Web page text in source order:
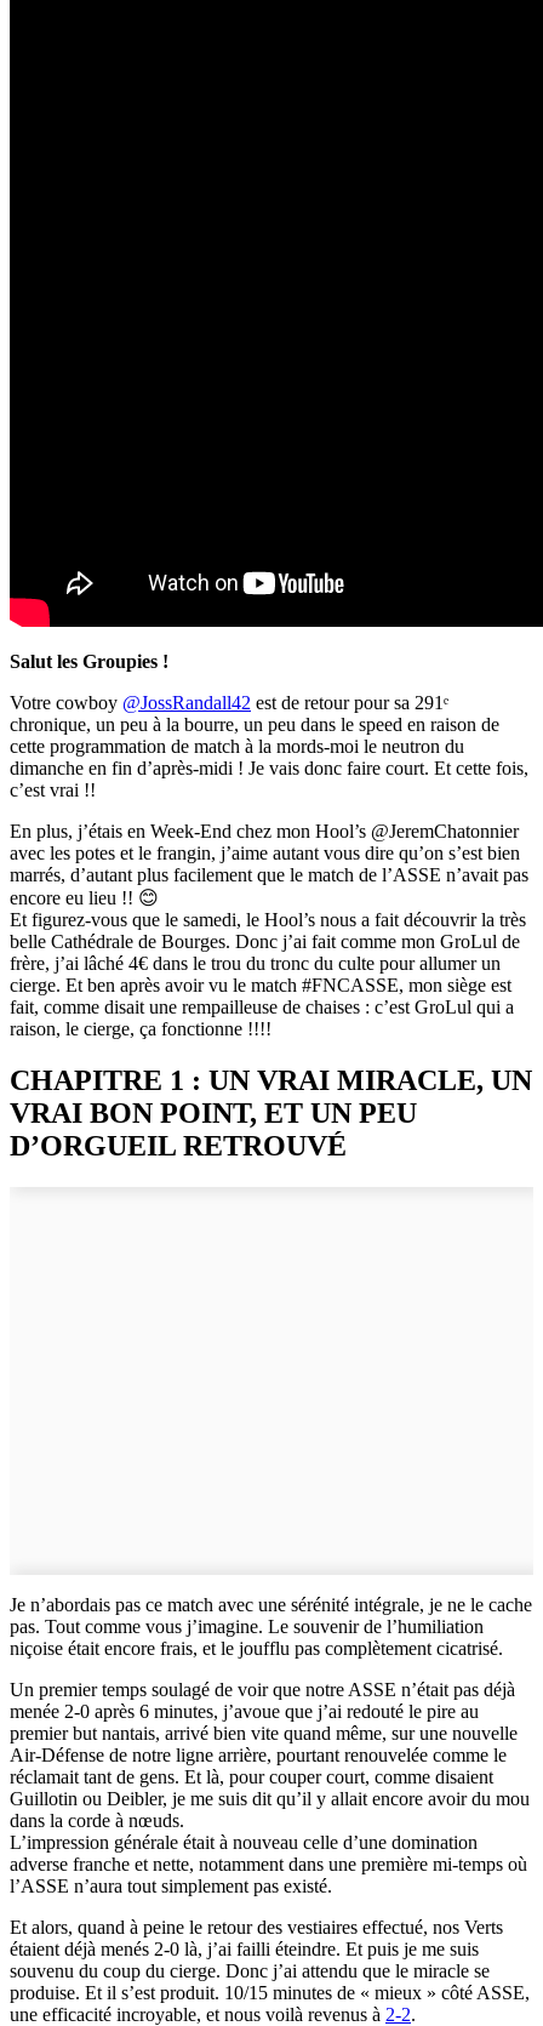
Salut les Groupies !
Votre cowboy @JossRandall42 est de retour pour sa 291ᵉ
chronique, un peu à la bourre, un peu dans le speed en raison de
cette programmation de match à la mords-moi le neutron du
dimanche en fin d’après-midi ! Je vais donc faire court. Et cette fois,
c’est vrai !!
En plus, j’étais en Week-End chez mon Hool’s @JeremChatonnier
avec les potes et le frangin, j’aime autant vous dire qu’on s’est bien
marrés, d’autant plus facilement que le match de l’ASSE n’avait pas
encore eu lieu !! 😊
Et figurez-vous que le samedi, le Hool’s nous a fait découvrir la très
belle Cathédrale de Bourges. Donc j’ai fait comme mon GroLul de
frère, j’ai lâché 4€ dans le trou du tronc du culte pour allumer un
cierge. Et ben après avoir vu le match #FNCASSE, mon siège est
fait, comme disait une rempailleuse de chaises : c’est GroLul qui a
raison, le cierge, ça fonctionne !!!!
CHAPITRE 1 : UN VRAI MIRACLE, UN
VRAI BON POINT, ET UN PEU
D’ORGUEIL RETROUVÉ
Je n’abordais pas ce match avec une sérénité intégrale, je ne le cache
pas. Tout comme vous j’imagine. Le souvenir de l’humiliation
niçoise était encore frais, et le joufflu pas complètement cicatrisé.
Un premier temps soulagé de voir que notre ASSE n’était pas déjà
menée 2-0 après 6 minutes, j’avoue que j’ai redouté le pire au
premier but nantais, arrivé bien vite quand même, sur une nouvelle
Air-Défense de notre ligne arrière, pourtant renouvelée comme le
réclamait tant de gens. Et là, pour couper court, comme disaient
Guillotin ou Deibler, je me suis dit qu’il y allait encore avoir du mou
dans la corde à nœuds.
L’impression générale était à nouveau celle d’une domination
adverse franche et nette, notamment dans une première mi-temps où
l’ASSE n’aura tout simplement pas existé.
Et alors, quand à peine le retour des vestiaires effectué, nos Verts
étaient déjà menés 2-0 là, j’ai failli éteindre. Et puis je me suis
souvenu du coup du cierge. Donc j’ai attendu que le miracle se
produise. Et il s’est produit. 10/15 minutes de « mieux » côté ASSE,
une efficacité incroyable, et nous voilà revenus à 2-2.